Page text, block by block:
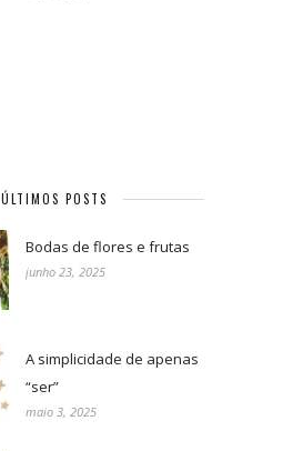
ÚLTIMOS POSTS
Bodas de flores e frutas
junho 23, 2025
A simplicidade de apenas
“ser”
maio 3, 2025